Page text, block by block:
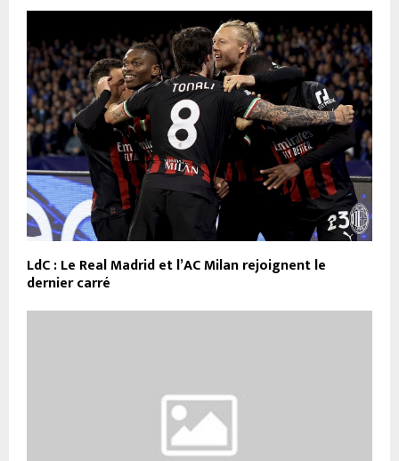
LdC : Le Real Madrid et l’AC Milan rejoignent le
dernier carré